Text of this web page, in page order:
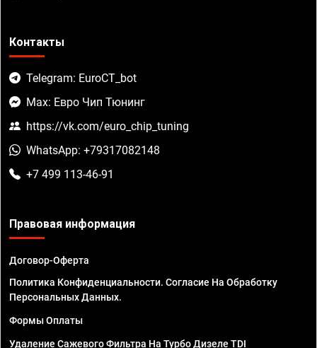
Контакты
Telegram: EuroCT_bot
Max: Евро Чип Тюнинг
https://vk.com/euro_chip_tuning
WhatsApp: +79317082148
+7 499 113-46-91
Правовая информация
Договор-Оферта
Политика Конфиденциальности. Согласие На Обработку
Персональных Данных.
Формы Оплаты
Удаление Сажевого Фильтра На Турбо Дизеле TDI